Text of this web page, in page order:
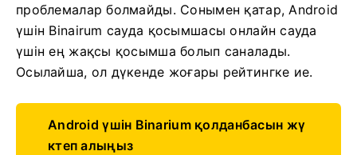
проблемалар болмайды. Сонымен қатар, Android
үшін Binairum сауда қосымшасы онлайн сауда
үшін ең жақсы қосымша болып саналады.
Осылайша, ол дүкенде жоғары рейтингке ие.
Android үшін Binarium қолданбасын жү
ктеп алыңыз